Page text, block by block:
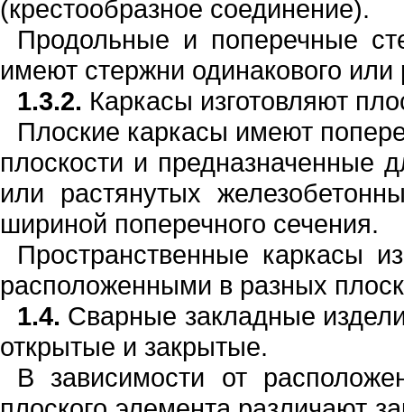
(крестообразное соединение).
Продольные и поперечные
имеют стержни одинакового
1.3.2. Каркасы изготовляют
Плоские каркасы имеют
плоскости и предназначенные
или растянутых
шириной поперечного сечения.
Пространственные каркасы
рас­положенными в разных
1.4. Сварные закладные
от­крытые и закрытые.
В зависимости от